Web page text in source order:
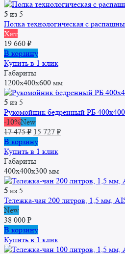
5 из 5
Полка технологическая с
Хит
19 660 ₽
В корзину
Купить в 1 клик
Габариты
1200x400x600 мм
5 из 5
Рукомойник бедренный РБ
-10%New
17 475₽ Первоначальная
цена
составляла
17
475 ₽.
15 727 ₽Текущая
В корзину
Купить в 1 клик
Габариты
400x400x300 мм
5 из 5
Тележка-чан 200 литров, 1,5 мм,
New
38 000 ₽
В корзину
Купить в 1 клик